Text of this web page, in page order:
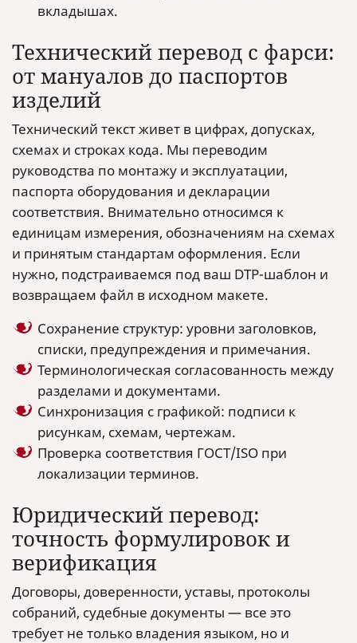
вкладышах.
Технический перевод с фарси:
от мануалов до паспортов
изделий
Технический текст живет в цифрах, допусках,
схемах и строках кода. Мы переводим
руководства по монтажу и эксплуатации,
паспорта оборудования и декларации
соответствия. Внимательно относимся к
единицам измерения, обозначениям на схемах
и принятым стандартам оформления. Если
нужно, подстраиваемся под ваш DTP-шаблон и
возвращаем файл в исходном макете.
Сохранение структур: уровни заголовков,
списки, предупреждения и примечания.
Терминологическая согласованность между
разделами и документами.
Синхронизация с графикой: подписи к
рисункам, схемам, чертежам.
Проверка соответствия ГОСТ/ISO при
локализации терминов.
Юридический перевод:
точность формулировок и
верификация
Договоры, доверенности, уставы, протоколы
собраний, судебные документы — все это
требует не только владения языком, но и